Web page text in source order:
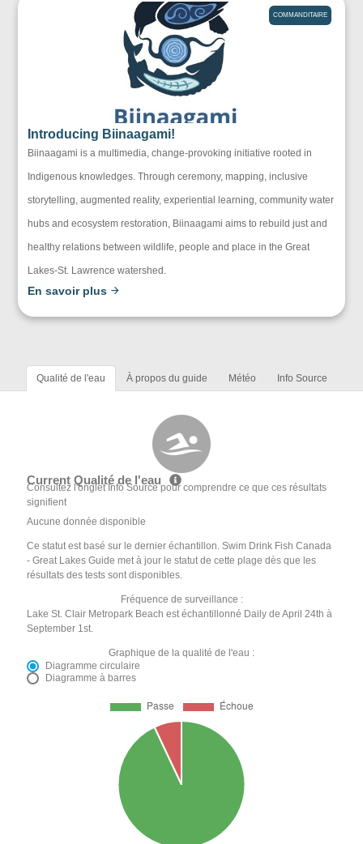
COMMANDITAIRE
Introducing Biinaagami!
Biinaagami is a multimedia, change-provoking initiative rooted in
Indigenous knowledges. Through ceremony, mapping, inclusive
storytelling, augmented reality, experiential learning, community water
hubs and ecosystem restoration, Biinaagami aims to rebuild just and
healthy relations between wildlife, people and place in the Great
Lakes-St. Lawrence watershed.
En savoir plus
Qualité de l'eau À propos du guide Météo Info Source
Current Qualité de l'eau
Consultez l'onglet Info Source pour comprendre ce que ces résultats
signifient
Aucune donnée disponible
Ce statut est basé sur le dernier échantillon. Swim Drink Fish Canada
- Great Lakes Guide met à jour le statut de cette plage dès que les
résultats des tests sont disponibles.
Fréquence de surveillance :
Lake St. Clair Metropark Beach est échantillonné Daily de April 24th à
September 1st.
Graphique de la qualité de l'eau :
Diagramme circulaire
Diagramme à barres